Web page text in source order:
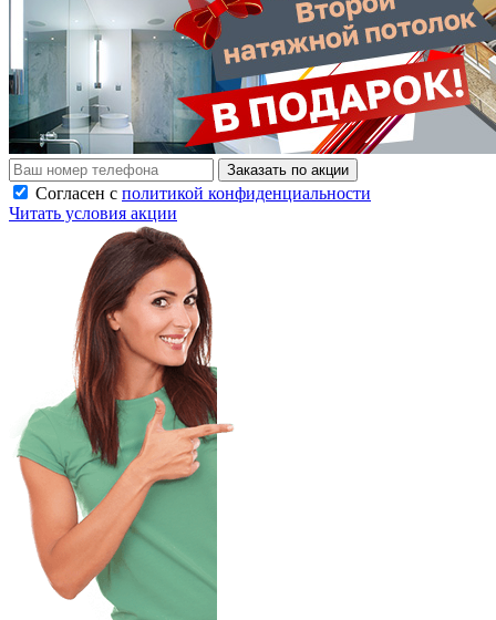
Заказать по акции
Согласен с политикой конфиденциальности
Читать условия акции